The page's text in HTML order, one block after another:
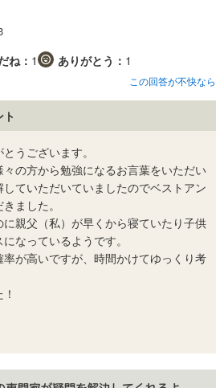
ね： 1 ありがとう： 1
この回答が不快なら
うございます。
々の方から勉強になるお言葉をいただい
ていただいていましたのでベストアン
ました。
親父（私）が早くから寝ていたり子供
なっているようです。
が高いですが、時間かけてゆっくり考